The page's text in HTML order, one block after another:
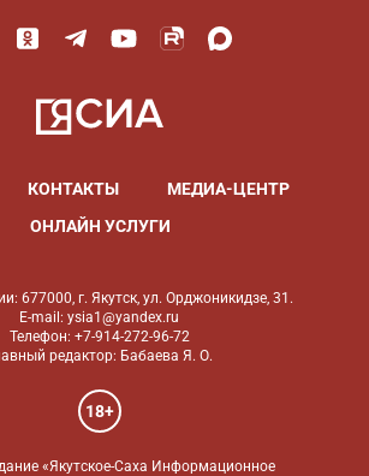
КОНТАКТЫ
МЕДИА-ЦЕНТР
ОНЛАЙН УСЛУГИ
677000, г. Якутск, ул. Орджоникидзе, 31.
E-mail: ysia1@yandex.ru
Телефон: +7-914-272-96-72
редактор: Бабаева Я. О.
18+
«Якутское-Саха Информационное